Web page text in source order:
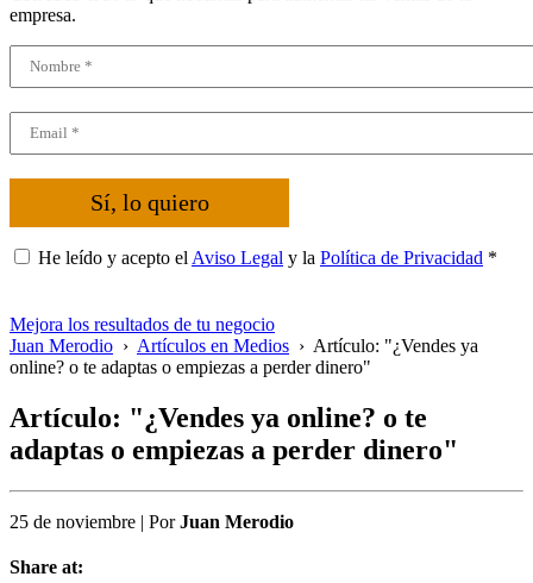
empresa.
Sí, lo quiero
He leído y acepto el Aviso Legal y la Política de Privacidad *
Mejora los resultados de tu negocio
Juan Merodio › Artículos en Medios › Artículo: "¿Vendes ya
online? o te adaptas o empiezas a perder dinero"
Artículo: "¿Vendes ya online? o te
adaptas o empiezas a perder dinero"
25 de noviembre | PorJuan Merodio
Share at: